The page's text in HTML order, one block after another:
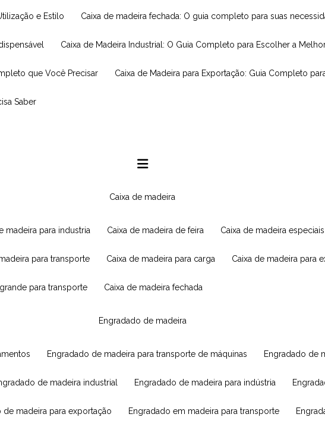
e Estilo Caixa de madeira fechada: O guia completo para suas
Caixa de Madeira Industrial: O Guia Completo para Escolher a
que Você Precisar Caixa de Madeira para Exportação: Guia Completo
Saber
caixa de madeira
madeira para industria caixa de madeira de feira caixa de madeira especiais
para transporte caixa de madeira para carga caixa de madeira para
para transporte caixa de madeira fechada
engradado de madeira
engradado de madeira para transporte de máquinas engradado de
de madeira industrial engradado de madeira para indústria
de madeira para exportação engradado em madeira para transporte